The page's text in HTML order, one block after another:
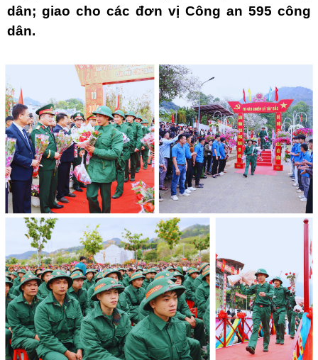
dân; giao cho các đơn vị Công an 595 công
dân.